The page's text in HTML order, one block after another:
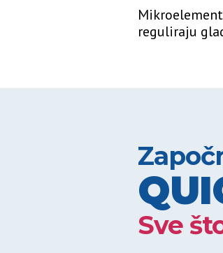
reguliraju
Sve